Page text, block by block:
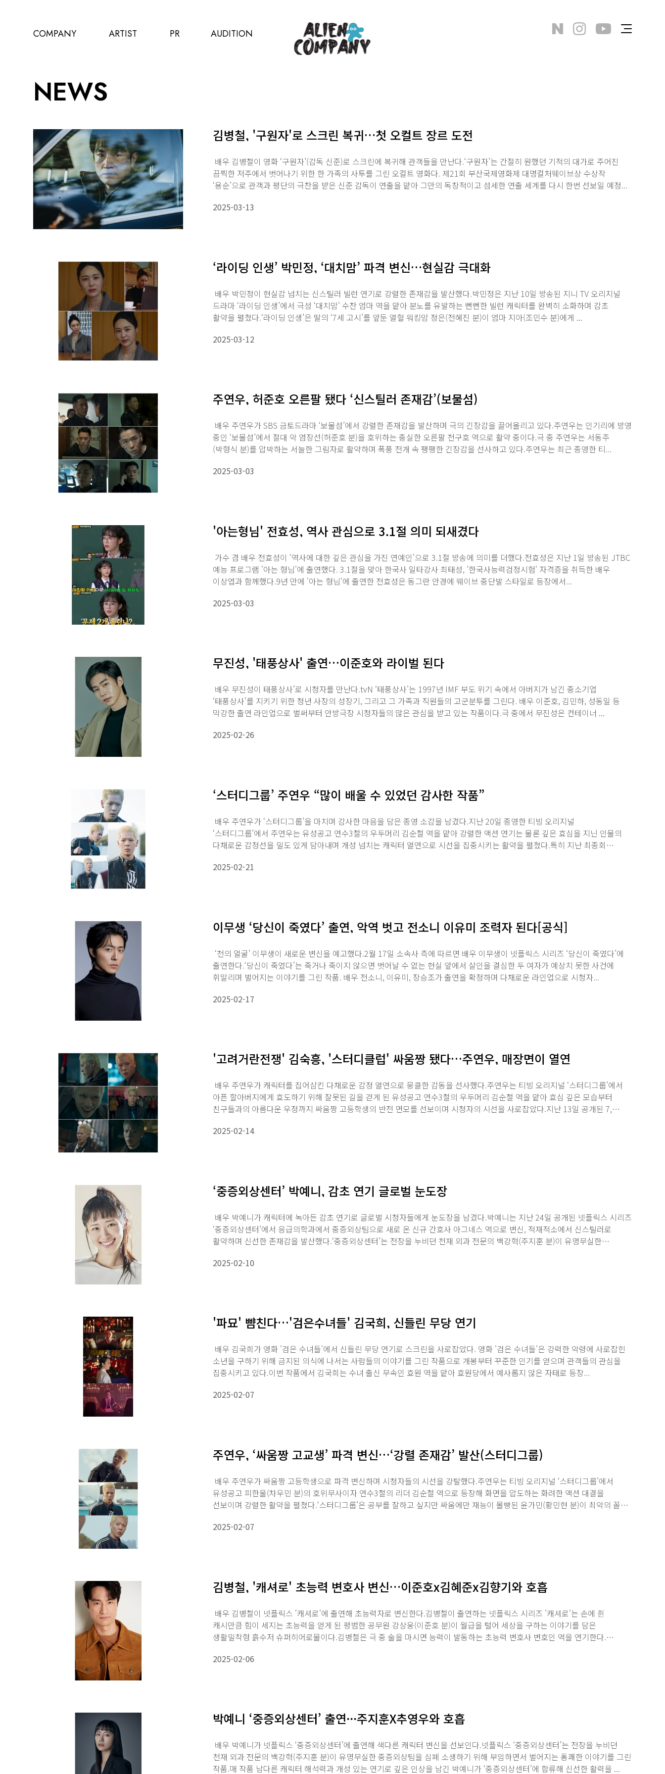
COMPANY ARTIST PR AUDITION
NEWS
김병철, '구원자'로 스크린 복귀…첫 오컬트 장르 도전
배우 김병철이 영화 ‘구원자’(감독 신준)로 스크린에 복귀해 관객들을 만난다.‘구원자’는 간절히 원했던 기적의 대가로 주어진
끔찍한 저주에서 벗어나기 위한 한 가족의 사투를 그린 오컬트 영화다. 제21회 부산국제영화제 대명컬처웨이브상 수상작
‘용순’으로 관객과 평단의 극찬을 받은 신준 감독이 연출을 맡아 그만의 독창적이고 섬세한 연출 세계를 다시 한번 선보일 예정...
2025-03-13
‘라이딩 인생’ 박민정, ‘대치맘’ 파격 변신…현실감 극대화
배우 박민정이 현실감 넘치는 신스틸러 빌런 연기로 강렬한 존재감을 발산했다.박민정은 지난 10일 방송된 지니 TV 오리지널
드라마 ‘라이딩 인생’에서 극성 ‘대치맘’ 수찬 엄마 역을 맡아 분노를 유발하는 뻔뻔한 빌런 캐릭터를 완벽히 소화하며 감초
활약을 펼쳤다.‘라이딩 인생’은 딸의 ‘7세 고시’를 앞둔 열혈 워킹맘 정은(전혜진 분)이 엄마 지아(조민수 분)에게 ...
2025-03-12
주연우, 허준호 오른팔 됐다 ‘신스틸러 존재감’(보물섬)
배우 주연우가 SBS 금토드라마 ‘보물섬’에서 강렬한 존재감을 발산하며 극의 긴장감을 끌어올리고 있다.주연우는 인기리에 방영
중인 ‘보물섬’에서 절대 악 염장선(허준호 분)을 호위하는 충실한 오른팔 천구호 역으로 활약 중이다.극 중 주연우는 서동주
(박형식 분)를 압박하는 서늘한 그림자로 활약하며 폭풍 전개 속 팽팽한 긴장감을 선사하고 있다.주연우는 최근 종영한 티...
2025-03-03
'아는형님' 전효성, 역사 관심으로 3.1절 의미 되새겼다
가수 겸 배우 전효성이 '역사에 대한 깊은 관심을 가진 연예인'으로 3.1절 방송에 의미를 더했다.전효성은 지난 1일 방송된 JTBC
예능 프로그램 '아는 형님'에 출연했다. 3.1절을 맞아 한국사 일타강사 최태성, '한국사능력검정시험' 자격증을 취득한 배우
이상엽과 함께했다.9년 만에 '아는 형님'에 출연한 전효성은 동그란 안경에 웨이브 중단발 스타일로 등장에서...
2025-03-03
무진성, '태풍상사' 출연…이준호와 라이벌 된다
배우 무진성이 태풍상사’로 시청자를 만난다.tvN ‘태풍상사’는 1997년 IMF 부도 위기 속에서 아버지가 남긴 중소기업
‘태풍상사’를 지키기 위한 청년 사장의 성장기, 그리고 그 가족과 직원들의 고군분투를 그린다. 배우 이준호, 김민하, 성동일 등
막강한 출연 라인업으로 벌써부터 안방극장 시청자들의 많은 관심을 받고 있는 작품이다.극 중에서 무진성은 컨테이너 ...
2025-02-26
‘스터디그룹’ 주연우 “많이 배울 수 있었던 감사한 작품”
배우 주연우가 ‘스터디그룹’을 마치며 감사한 마음을 담은 종영 소감을 남겼다.지난 20일 종영한 티빙 오리지널
‘스터디그룹’에서 주연우는 유성공고 연수3철의 우두머리 김순철 역을 맡아 강렬한 액션 연기는 물론 깊은 효심을 지닌 인물의
다채로운 감정선을 밀도 있게 담아내며 개성 넘치는 캐릭터 열연으로 시선을 집중시키는 활약을 펼쳤다.특히 지난 최종회
2025-02-21
이무생 ‘당신이 죽였다’ 출연, 악역 벗고 전소니 이유미 조력자 된다[공식]
‘천의 얼굴’ 이무생이 새로운 변신을 예고했다.2월 17일 소속사 측에 따르면 배우 이무생이 넷플릭스 시리즈 ‘당신이 죽였다’에
출연한다.‘당신이 죽였다’는 죽거나 죽이지 않으면 벗어날 수 없는 현실 앞에서 살인을 결심한 두 여자가 예상치 못한 사건에
휘말리며 벌어지는 이야기를 그린 작품. 배우 전소니, 이유미, 장승조가 출연을 확정하며 다채로운 라인업으로 시청자...
2025-02-17
'고려거란전쟁' 김숙흥, '스터디클럽' 싸움짱 됐다…주연우, 매장면이 열연
배우 주연우가 캐릭터를 집어삼킨 다채로운 감정 열연으로 뭉클한 감동을 선사했다.주연우는 티빙 오리지널 ‘스터디그룹’에서
아픈 할아버지에게 효도하기 위해 잘못된 길을 걷게 된 유성공고 연수3철의 우두머리 김순철 역을 맡아 효심 깊은 모습부터
친구들과의 아름다운 우정까지 싸움짱 고등학생의 반전 면모를 선보이며 시청자의 시선을 사로잡았다.지난 13일 공개된 7,
2025-02-14
‘중증외상센터’ 박예니, 감초 연기 글로벌 눈도장
배우 박예니가 캐릭터에 녹아든 감초 연기로 글로벌 시청자들에게 눈도장을 남겼다.박예니는 지난 24일 공개된 넷플릭스 시리즈
‘중증외상센터’에서 응급의학과에서 중증외상팀으로 새로 온 신규 간호사 아그네스 역으로 변신, 적재적소에서 신스틸러로
활약하며 신선한 존재감을 발산했다.‘중증외상센터’는 전장을 누비던 천재 외과 전문의 백강혁(주지훈 분)이 유명무실한
2025-02-10
'파묘' 뺨친다…'검은수녀들' 김국희, 신들린 무당 연기
배우 김국희가 영화 '검은 수녀들'에서 신들린 무당 연기로 스크린을 사로잡았다. 영화 '검은 수녀들'은 강력한 악령에 사로잡힌
소년을 구하기 위해 금지된 의식에 나서는 사람들의 이야기를 그린 작품으로 개봉부터 꾸준한 인기를 얻으며 관객들의 관심을
집중시키고 있다.이번 작품에서 김국희는 수녀 출신 무속인 효원 역을 맡아 효원당에서 예사롭지 않은 자태로 등장...
2025-02-07
주연우, ‘싸움짱 고교생’ 파격 변신…‘강렬 존재감’ 발산(스터디그룹)
배우 주연우가 싸움짱 고등학생으로 파격 변신하며 시청자들의 시선을 강탈했다.주연우는 티빙 오리지널 ‘스터디그룹’에서
유성공고 피한울(차우민 분)의 호위무사이자 연수3철의 리더 김순철 역으로 등장해 화면을 압도하는 화려한 액션 대결을
선보이며 강렬한 활약을 펼쳤다.‘스터디그룹’은 공부를 잘하고 싶지만 싸움에만 재능이 몰빵된 윤가민(황민현 분)이 최악의 꼴통
2025-02-07
김병철, '캐셔로' 초능력 변호사 변신…이준호x김혜준x김향기와 호흡
배우 김병철이 넷플릭스 '캐셔로'에 출연해 초능력자로 변신한다.김병철이 출연하는 넷플릭스 시리즈 '캐셔로'는 손에 쥔
캐시만큼 힘이 세지는 초능력을 얻게 된 평범한 공무원 강상웅(이준호 분)이 월급을 털어 세상을 구하는 이야기를 담은
생활밀착형 흙수저 슈퍼히어로물이다.김병철은 극 중 술을 마시면 능력이 발동하는 초능력 변호사 변호인 역을 연기한다.
2025-02-06
박예니 ‘중증외상센터’ 출연···주지훈X추영우와 호흡
배우 박예니가 넷플릭스 ‘중증외상센터’에 출연해 색다른 캐릭터 변신을 선보인다.넷플릭스 ‘중증외상센터’는 전장을 누비던
천재 외과 전문의 백강혁(주지훈 분)이 유명무실한 중증외상팀을 심폐 소생하기 위해 부임하면서 벌어지는 통쾌한 이야기를 그린
작품.매 작품 남다른 캐릭터 해석력과 개성 있는 연기로 깊은 인상을 남긴 박예니가 ‘중증외상센터’에 합류해 신선한 활력을 ...